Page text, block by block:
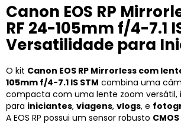
Canon EOS RP
RF 24-105mm f/4-7.1
Versatilidade para
O kit Canon EOS RP Mirrorless com
105mm f/4-7.1 IS STM combina uma
compacta com uma lente zoom versátil,
para iniciantes, viagens, vlogs, e
A EOS RP possui um sensor robusto